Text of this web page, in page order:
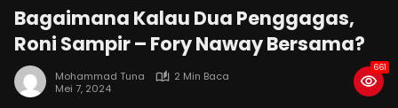
Bagaimana Kalau Dua Penggagas,
Roni Sampir – Fory Naway Bersama?
Mohammad Tuna
2 Min Baca
Mei 7, 2024
661